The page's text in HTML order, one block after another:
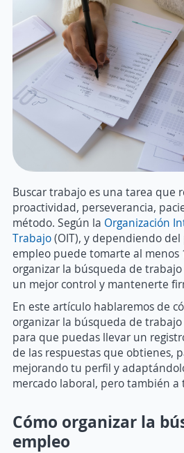
Buscar trabajo es una tarea que
proactividad, perseverancia,
método. Según la Organización
Trabajo(OIT), y dependiendo
empleo puede tomarte al menos
organizar la búsqueda de
un mejor control y mantenerte
En este artículo hablaremos de
organizar la búsqueda de
para que puedas llevar un
de las respuestas que obtienes,
mejorando tu perfil y
mercado laboral, pero también a
Cómo organizar la
empleo